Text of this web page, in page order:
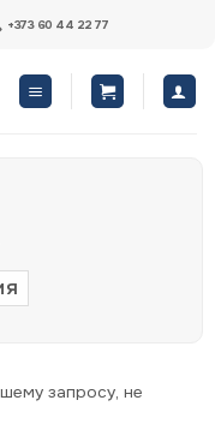
+373 60 44 22 77
запросу, не